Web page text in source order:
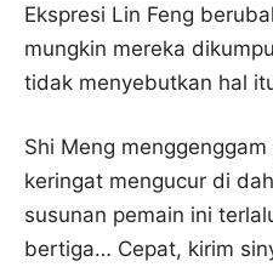
Ekspresi Lin Feng
mungkin mereka
tidak menyebutkan hal
Shi Meng
keringat mengucur di
susunan pemain ini
bertiga… Cepat, kirim